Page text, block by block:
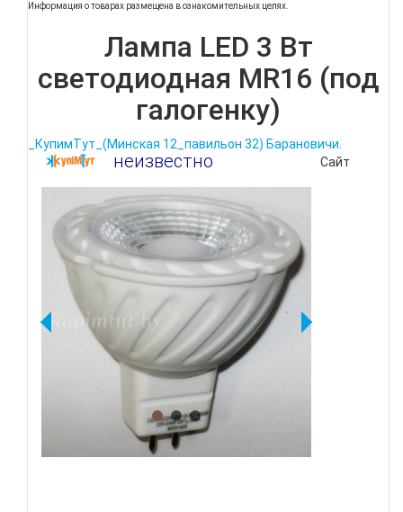
Информация о товарах размещена в ознакомительных целях.
Лампа LED 3 Вт
светодиодная MR16 (под
галогенку)
_КупимТут_(Минская 12_павильон 32) Барановичи.
неизвестно Сайт